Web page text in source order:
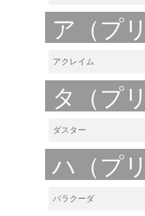
ア（プ
アクレイム
タ（プ
ダスター
ハ（プ
バラクーダ